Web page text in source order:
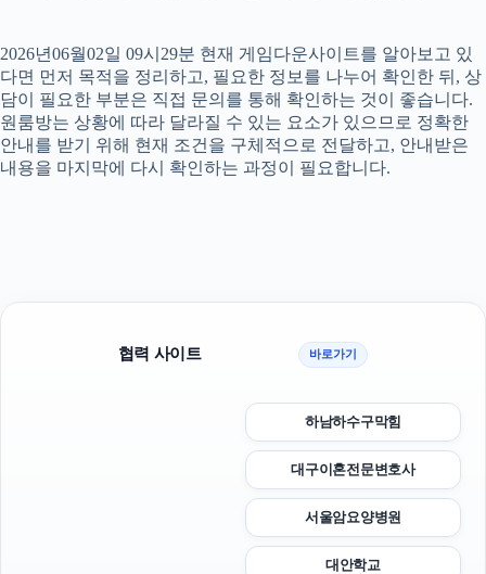
2026년06월02일 09시29분 현재 게임다운사이트를 알아보고 있
다면 먼저 목적을 정리하고, 필요한 정보를 나누어 확인한 뒤, 상
담이 필요한 부분은 직접 문의를 통해 확인하는 것이 좋습니다.
원룸방는 상황에 따라 달라질 수 있는 요소가 있으므로 정확한
안내를 받기 위해 현재 조건을 구체적으로 전달하고, 안내받은
내용을 마지막에 다시 확인하는 과정이 필요합니다.
협력 사이트 바로가기
하남하수구막힘
대구이혼전문변호사
서울암요양병원
대안학교